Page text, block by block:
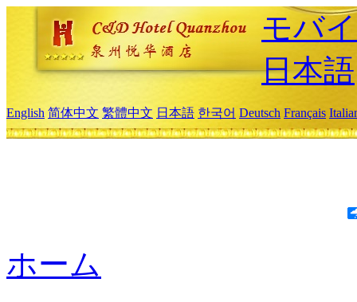
モバ
日本語
English 简体中文 繁體中文 日本語 한국어 Deutsch Français
ホーム